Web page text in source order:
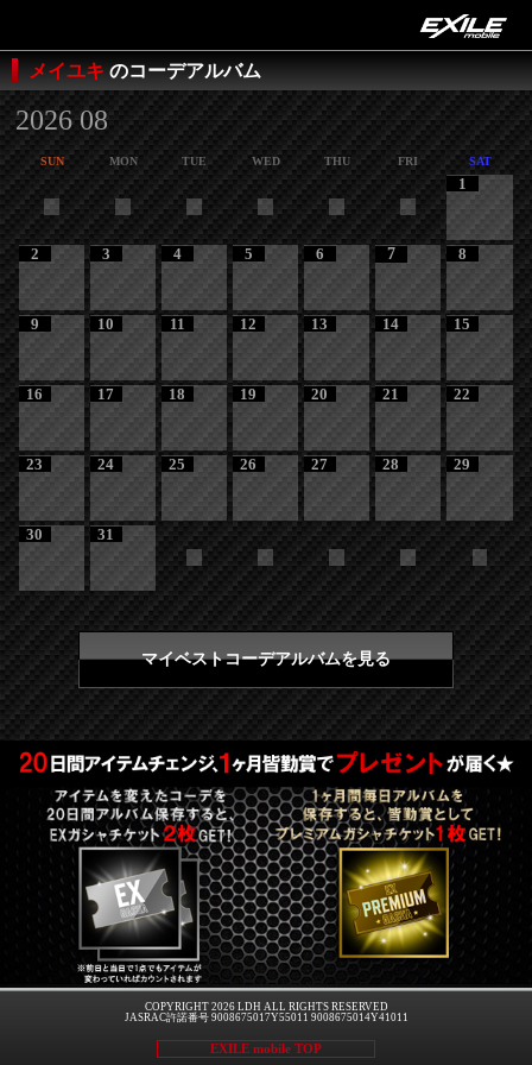
メイユキ のコーデアルバム
2026 08
SUN MON TUE WED THU FRI SAT
1
2 3 4 5 6 7 8
9 10 11 12 13 14 15
16 17 18 19 20 21 22
23 24 25 26 27 28 29
30 31
マイベストコーデアルバムを見る
COPYRIGHT 2026 LDH ALL RIGHTS RESERVED
JASRAC許諾番号 9008675017Y55011 9008675014Y41011
EXILE mobile TOP